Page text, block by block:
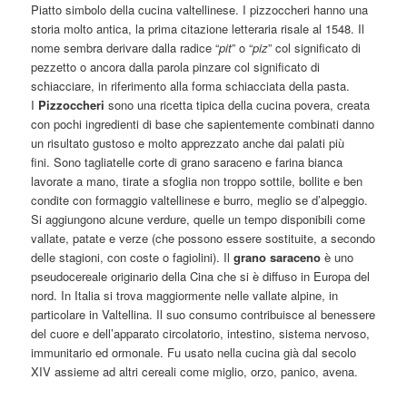
Piatto simbolo della cucina valtellinese. I pizzoccheri hanno una
storia molto antica, la prima citazione letteraria risale al 1548. Il
nome sembra derivare dalla radice “pit” o “piz” col significato di
pezzetto o ancora dalla parola pinzare col significato di
schiacciare, in riferimento alla forma schiacciata della pasta.
I Pizzoccheri sono una ricetta tipica della cucina povera, creata
con pochi ingredienti di base che sapientemente combinati danno
un risultato gustoso e molto apprezzato anche dai palati più
fini. Sono tagliatelle corte di grano saraceno e farina bianca
lavorate a mano, tirate a sfoglia non troppo sottile, bollite e ben
condite con formaggio valtellinese e burro, meglio se d’alpeggio.
Si aggiungono alcune verdure, quelle un tempo disponibili come
vallate, patate e verze (che possono essere sostituite, a secondo
delle stagioni, con coste o fagiolini). Ilgrano saraceno è uno
pseudocereale originario della Cina che si è diffuso in Europa del
nord. In Italia si trova maggiormente nelle vallate alpine, in
particolare in Valtellina. Il suo consumo contribuisce al benessere
del cuore e dell’apparato circolatorio, intestino, sistema nervoso,
immunitario ed ormonale. Fu usato nella cucina già dal secolo
XIV assieme ad altri cereali come miglio, orzo, panico, avena.